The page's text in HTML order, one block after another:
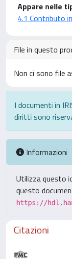
Appare nelle
4.1 Contributo
File in questo
Non ci sono file
I documenti in
diritti sono
Informazioni
Utilizza questo
questo
https://
Citazioni